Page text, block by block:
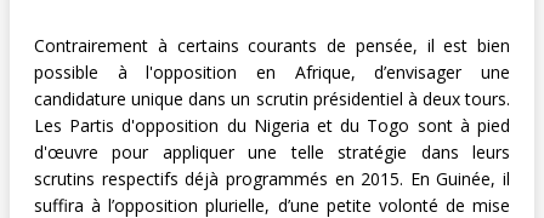
Contrairement à certains courants de pensée, il est bien
possible à l'opposition en Afrique, d’envisager une
candidature unique dans un scrutin présidentiel à deux tours.
Les Partis d'opposition du Nigeria et du Togo sont à pied
d'œuvre pour appliquer une telle stratégie dans leurs
scrutins respectifs déjà programmés en 2015. En Guinée, il
suffira à l’opposition plurielle, d’une petite volonté de mise